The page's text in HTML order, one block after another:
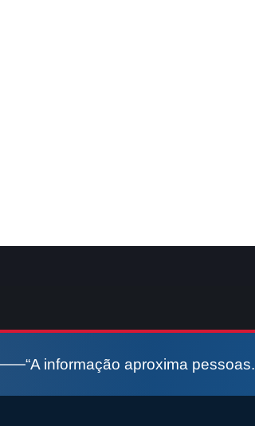
“A informação aproxima pessoas.